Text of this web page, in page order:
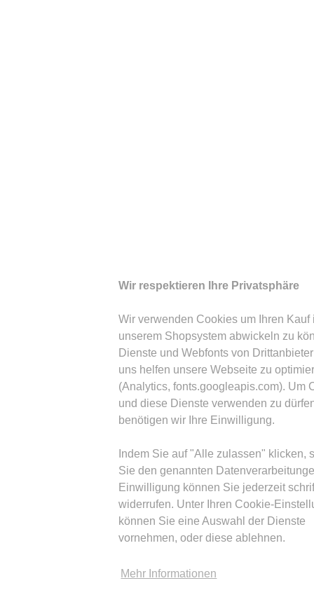
Wir respektieren Ihre Privatsphäre
Wir verwenden Cookies um Ihren Kauf
unserem Shopsystem abwickeln zu
Dienste und Webfonts von
uns helfen unsere Webseite zu
(Analytics, fonts.googleapis.com). Um
und diese Dienste verwenden zu
benötigen wir Ihre Einwilligung.
Indem Sie auf "Alle zulassen" klicken,
Sie den genannten
Einwilligung können Sie jederzeit
widerrufen. Unter Ihren Cookie-
können Sie eine Auswahl der Dienste
vornehmen, oder diese ablehnen.
Mehr Informationen